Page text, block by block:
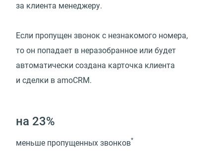
за клиента менеджеру.
Если пропущен звонок с незнакомого номера,
то он попадает в неразобранное или будет
автоматически создана карточка клиента
и сделки в amoCRM.
на 23%
меньше пропущенных звонков*